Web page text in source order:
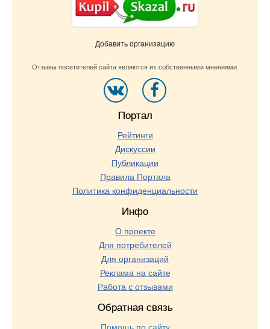
Добавить организацию
Отзывы посетителей сайта являются их собственными мнениями.
Портал
Рейтинги
Дискуссии
Публикации
Правила Портала
Политика конфиденциальности
Инфо
О проекте
Для потребителей
Для организаций
Реклама на сайте
Работа с отзывами
Обратная связь